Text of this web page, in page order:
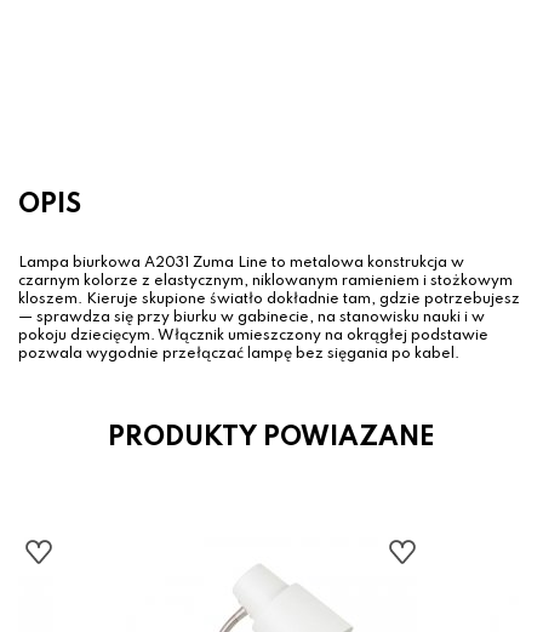
OPIS
Lampa biurkowa A2031 Zuma Line to metalowa konstrukcja w
czarnym kolorze z elastycznym, niklowanym ramieniem i stożkowym
kloszem. Kieruje skupione światło dokładnie tam, gdzie potrzebujesz
— sprawdza się przy biurku w gabinecie, na stanowisku nauki i w
pokoju dziecięcym. Włącznik umieszczony na okrągłej podstawie
pozwala wygodnie przełączać lampę bez sięgania po kabel.
PRODUKTY POWIAZANE